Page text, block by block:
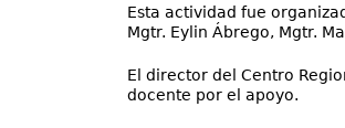
Esta actividad fue
Mgtr. Eylin Ábrego, Mgtr.
El director del Centro
docente por el apoyo.